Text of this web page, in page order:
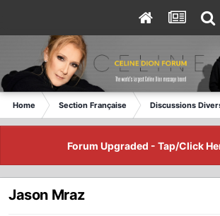
Home Section Française Discussions
Forum Upgraded - Tap/Click
Jason Mraz